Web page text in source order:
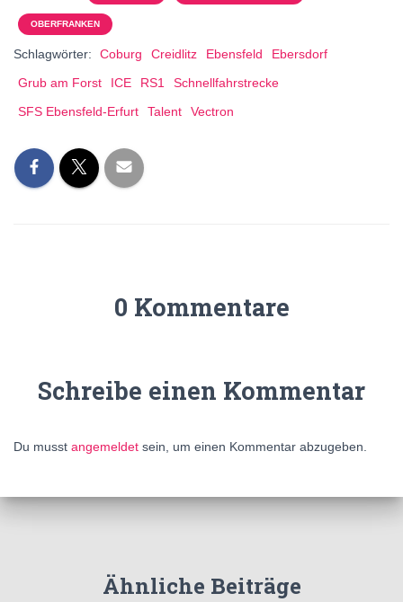
OBERFRANKEN
Schlagwörter: Coburg Creidlitz Ebensfeld
Ebersdorf
Grub am Forst
ICE RS1
Schnellfahrstrecke
SFS Ebensfeld-Erfurt
Talent Vectron
0 Kommentare
Schreibe einen Kommentar
Du musst angemeldet sein, um einen Kommentar abzugeben.
Ähnliche Beiträge